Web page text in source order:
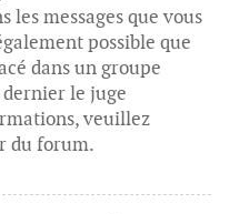
les messages que vous
possible que
dans un groupe
le juge
veuillez
du forum.